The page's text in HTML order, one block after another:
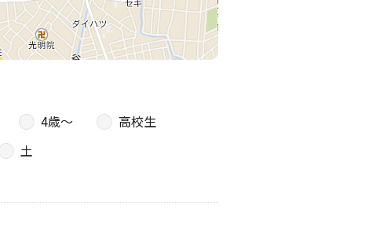
4歳〜
高校生
土